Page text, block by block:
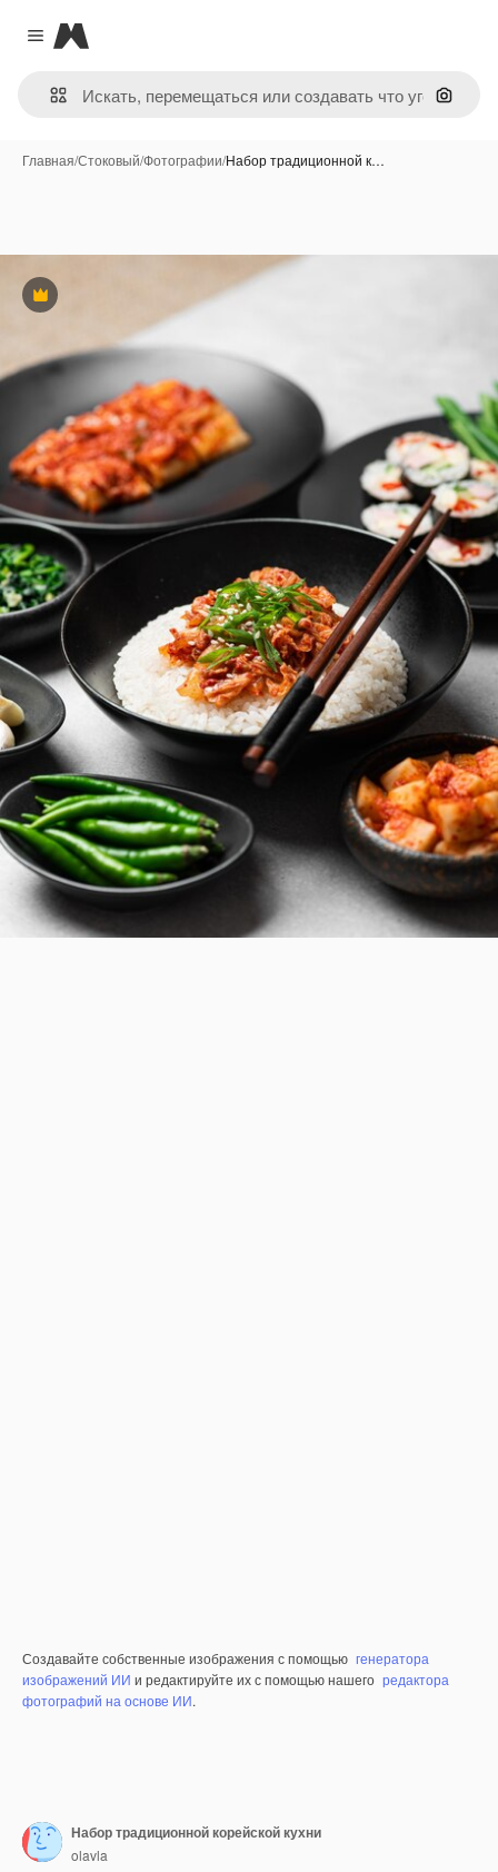
Close menu
Magnific
Поиск
Главная/Стоковый/Фотографии/Набор традиционной к…
Премиум
Создавайте собственные изображения с помощью генератора
изображений ИИ и редактируйте их с помощью нашего редактора
фотографий на основе ИИ.
Набор традиционной корейской кухни
olavla